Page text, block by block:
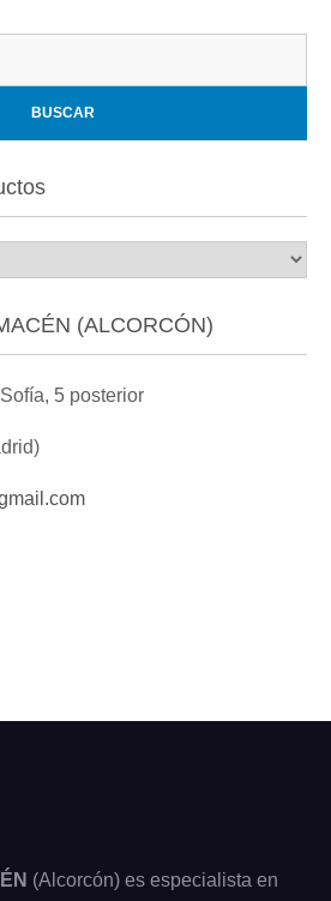
(ALCORCÓN)
5 posterior
(Alcorcón) es especialista en